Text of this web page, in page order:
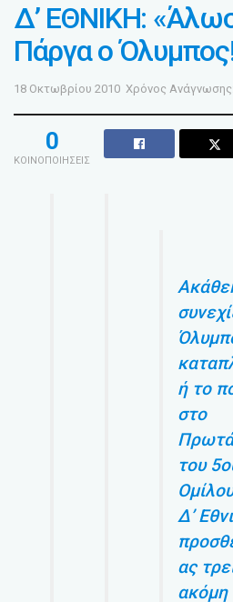
Δ’ ΕΘΝΙΚΗ:
Πάργα ο
18 Οκτωβρίου 2010 Χρόνος
0
ΚΟΙΝΟΠΟΙΗΣΕΙΣ
ή το
στο
του
Δ’
ας
ακόμη